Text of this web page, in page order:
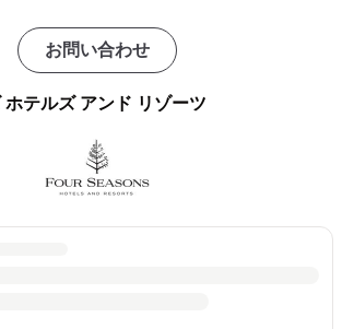
お問い合わせ
テルズ アンド リゾーツ